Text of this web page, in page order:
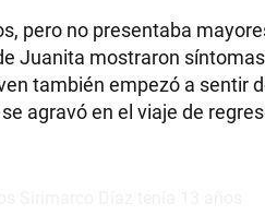
pero no presentaba
Juanita mostraron
también empezó a sentir
agravó en el viaje de